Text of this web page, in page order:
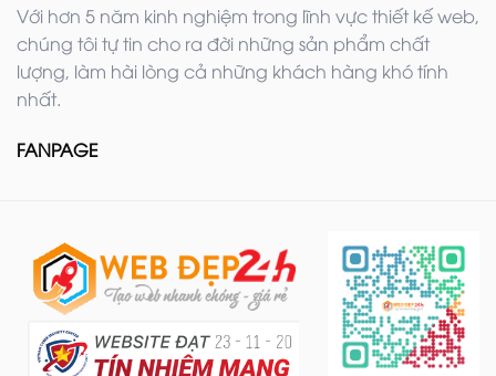
Với hơn 5 năm kinh nghiệm trong lĩnh vực thiết kế web,
chúng tôi tự tin cho ra đời những sản phẩm chất
lượng, làm hài lòng cả những khách hàng khó tính
nhất.
FANPAGE